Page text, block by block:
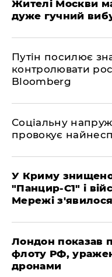
Жителі Москви
дуже гучний
Путін посилює
контролювати
Bloomberg
Соціальну
провокує
У Криму
"Панцир-С1" і
Мережі
Лондон показав
флоту РФ,
дронами